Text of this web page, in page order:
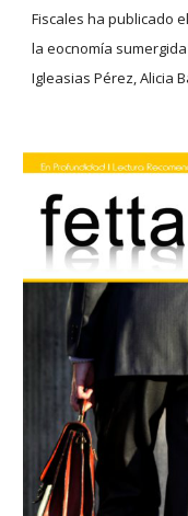
Fiscales ha publicado
la eocnomía
Igleasias Pérez, Alicia